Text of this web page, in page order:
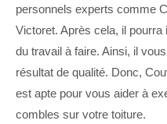
personnels experts comme
Victoret. Après cela, il
du travail à faire. Ainsi, il
résultat de qualité. Donc,
est apte pour vous aider à
combles sur votre toiture.